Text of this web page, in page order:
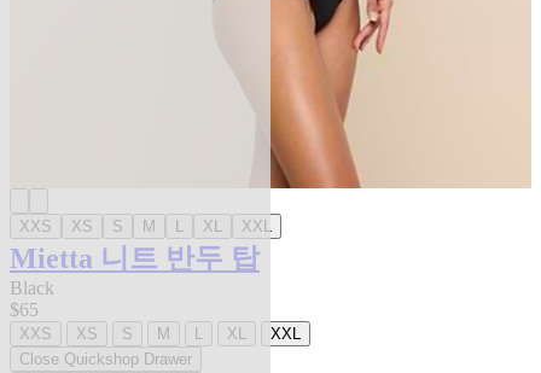
XXS XS S M XL XXL
Mietta 니트 반두 탑
Black
$65
XXS XS S M XL
XXL
Close Quickshop Drawer